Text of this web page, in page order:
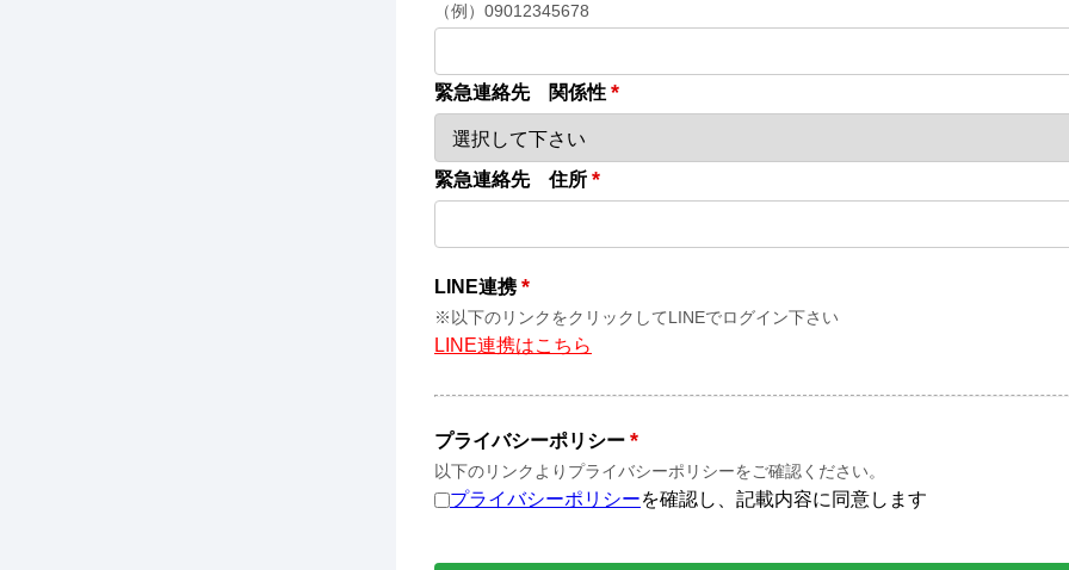
（例）09012345678
緊急連絡先 関係性 *
緊急連絡先 住所 *
LINE連携 *
※以下のリンクをクリックしてLINEでログイン下さい
LINE連携はこちら
プライバシーポリシー *
以下のリンクよりプライバシーポリシーをご確認ください。
プライバシーポリシーを確認し、記載内容に同意します